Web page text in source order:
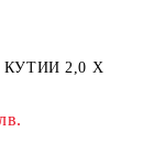
2,0 Х